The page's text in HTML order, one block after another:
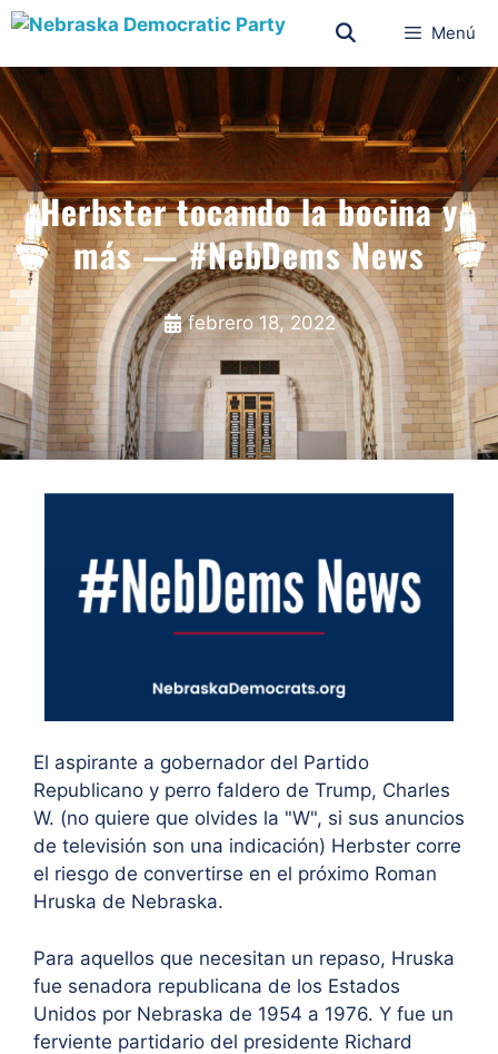
Menú
Herbster tocando la bocina y
más — #NebDems News
febrero 18, 2022
El aspirante a gobernador del Partido
Republicano y perro faldero de Trump, Charles
W. (no quiere que olvides la "W", si sus anuncios
de televisión son una indicación) Herbster corre
el riesgo de convertirse en el próximo Roman
Hruska de Nebraska.
Para aquellos que necesitan un repaso, Hruska
fue senadora republicana de los Estados
Unidos por Nebraska de 1954 a 1976. Y fue un
ferviente partidario del presidente Richard